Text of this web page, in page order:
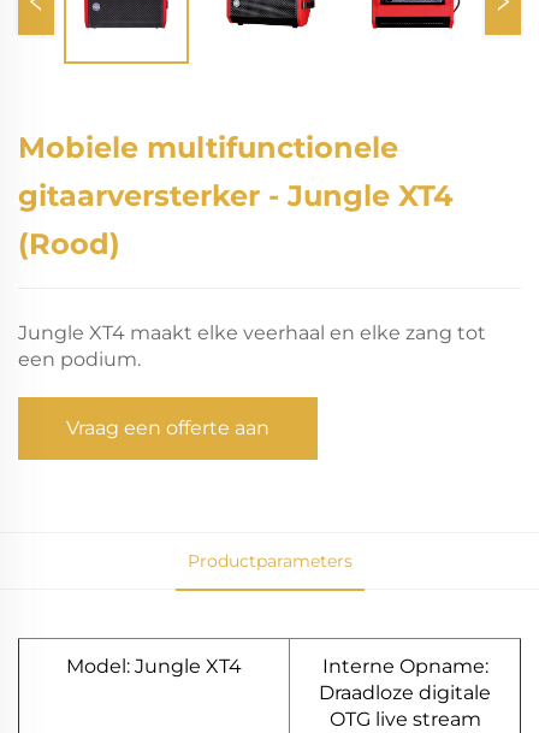
Mobiele multifunctionele
gitaarversterker - Jungle XT4
(Rood)
Jungle XT4 maakt elke veerhaal en elke zang tot
een podium.
Vraag een offerte aan
Productparameters
Model: Jungle XT4
Interne Opname:
Draadloze digitale
OTG live stream